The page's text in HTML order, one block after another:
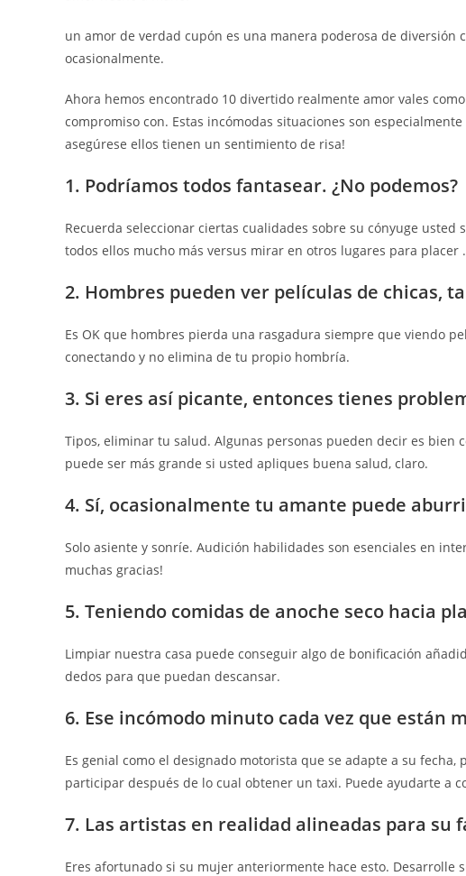
un amor de verdad cupón es una manera poderosa de
ocasionalmente.
Ahora hemos encontrado 10 divertido realmente amor vales
compromiso con. Estas incómodas situaciones son
asegúrese ellos tienen un sentimiento de risa!
1. Podríamos todos fantasear. ¿No podemos?
Recuerda seleccionar ciertas cualidades sobre su cónyuge usted
todos ellos mucho más versus mirar en otros lugares para placer .
2. Hombres pueden ver películas de chicas,
Es OK que hombres pierda una rasgadura siempre que viendo
conectando y no elimina de tu propio hombría.
3. Si eres así picante, entonces tienes
Tipos, eliminar tu salud. Algunas personas pueden decir es bien
puede ser más grande si usted apliques buena salud, claro.
4. Sí, ocasionalmente tu amante puede
Solo asiente y sonríe. Audición habilidades son esenciales en
muchas gracias!
5. Teniendo comidas de anoche seco hacia
Limpiar nuestra casa puede conseguir algo de bonificación
dedos para que puedan descansar.
6. Ese incómodo minuto cada vez que están
Es genial como el designado motorista que se adapte a su
participar después de lo cual obtener un taxi. Puede ayudarte a
7. Las artistas en realidad alineadas para su
Eres afortunado si su mujer anteriormente hace esto. Desarrolle